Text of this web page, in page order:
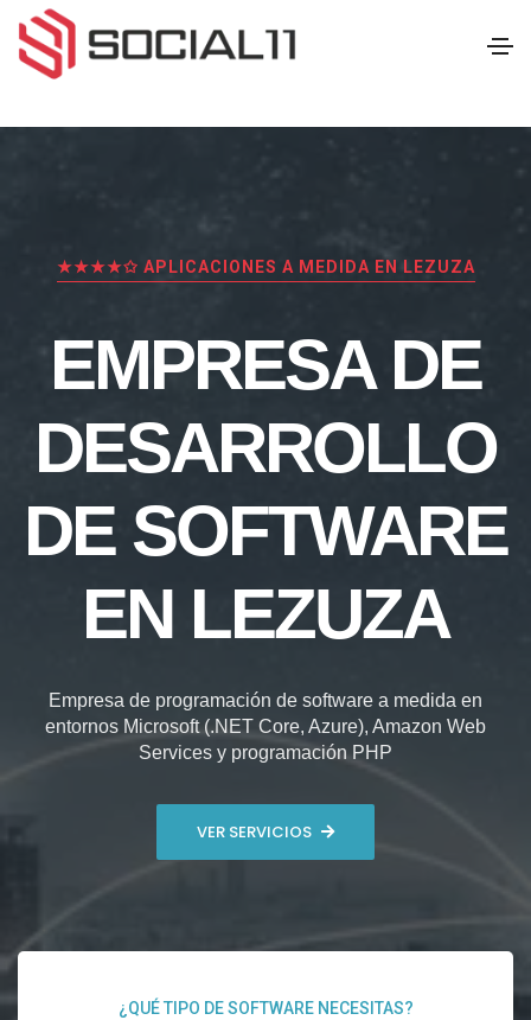
★★★★✩ APLICACIONES A MEDIDA EN LEZUZA
EMPRESA DE
DESARROLLO
DE SOFTWARE
EN LEZUZA
Empresa de programación de software a medida en
entornos Microsoft (.NET Core, Azure), Amazon Web
Services y programación PHP
VER SERVICIOS
¿QUÉ TIPO DE SOFTWARE NECESITAS?